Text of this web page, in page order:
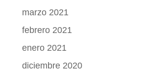
marzo 2021
febrero 2021
enero 2021
diciembre 2020